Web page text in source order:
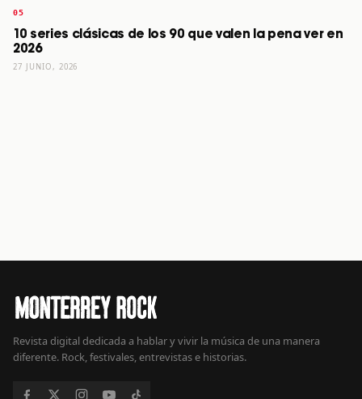
10 series clásicas de los 90 que valen la pena ver en
2026
27 JUNIO, 2026
Revista digital dedicada a hablar y vivir la música de una manera
diferente. Rock, festivales, entrevistas e historias.